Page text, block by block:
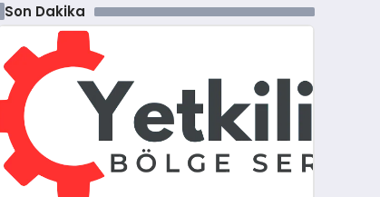
Son Dakika